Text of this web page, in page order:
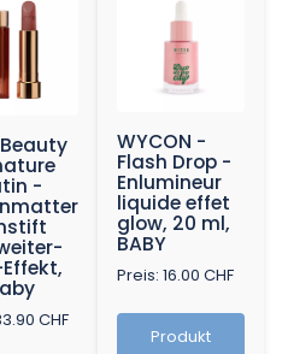
-
CHF
WYCON -
Flash Drop -
Enlumineur
liquide effet
glow, 20 ml,
BABY
Preis: 16.00 CHF
Produkt